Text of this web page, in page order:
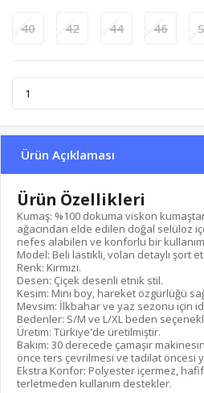
40 42 44 46
Ürün Açıklaması
Ürün Özellikleri
Kumaş: %100 dokuma viskon
ağacından elde edilen doğal selüloz
nefes alabilen ve konforlu bir
Model: Beli lastikli, volan detaylı şort
Renk: Kırmızı.
Desen: Çiçek desenli etnik stil.
Kesim: Mini boy, hareket özgürlüğü
Mevsim: İlkbahar ve yaz sezonu için
Bedenler: S/M ve L/XL beden
Üretim: Türkiye'de üretilmiştir.
Bakım: 30 derecede çamaşır
önce ters çevrilmesi ve tadilat öncesi
Ekstra Konfor: Polyester içermez, hafif
terletmeden kullanım destekler.